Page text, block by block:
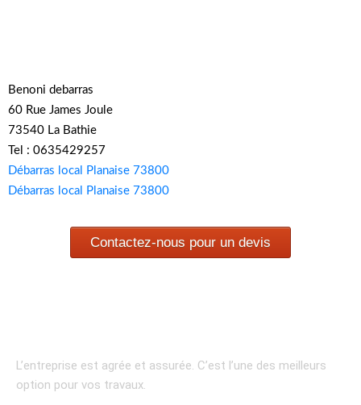
Benoni debarras
60 Rue James Joule
73540 La Bathie
Tel : 0635429257
Débarras local Planaise 73800
Débarras local Planaise 73800
Contactez-nous pour un devis
L’entreprise est agrée et assurée. C’est l’une des meilleurs
option pour vos travaux.